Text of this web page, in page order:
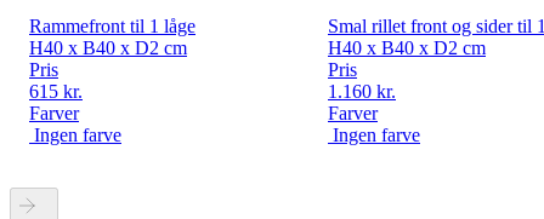
Rammefront til 1 låge
H40 x B40 x D2 cm
Pris
615 kr.
Farver
Ingen farve
Smal rillet front og sider til
H40 x B40 x D2 cm
Pris
1.160 kr.
Farver
Ingen farve